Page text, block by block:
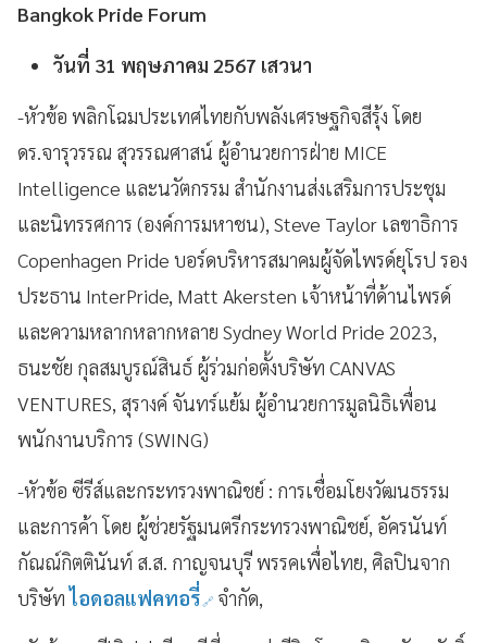
Bangkok Pride Forum
วันที่ 31 พฤษภาคม 2567 เสวนา
-หัวข้อ พลิกโฉมประเทศไทยกับพลังเศรษฐกิจสีรุ้ง โดย
ดร.จารุวรรณ สุวรรณศาสน์ ผู้อำนวยการฝ่าย MICE
Intelligence และนวัตกรรม สำนักงานส่งเสริมการประชุม
และนิทรรศการ (องค์การมหาชน), Steve Taylor เลขาธิการ
Copenhagen Pride บอร์ดบริหารสมาคมผู้จัดไพรด์ยุโรป รอง
ประธาน InterPride, Matt Akersten เจ้าหน้าที่ด้านไพรด์
และความหลากหลากหลาย Sydney World Pride 2023,
ธนะชัย กุลสมบูรณ์สินธ์ ผู้ร่วมก่อตั้งบริษัท CANVAS
VENTURES, สุรางค์ จันทร์แย้ม ผู้อำนวยการมูลนิธิเพื่อน
พนักงานบริการ (SWING)
-หัวข้อ ซีรีส์และกระทรวงพาณิชย์ : การเชื่อมโยงวัฒนธรรม
และการค้า โดย ผู้ช่วยรัฐมนตรีกระทรวงพาณิชย์, อัครนันท์
กัณณ์กิตตินันท์ ส.ส. กาญจนบุรี พรรคเพื่อไทย, ศิลปินจาก
บริษัทไอดอลแฟคทอรี่ จำกัด,